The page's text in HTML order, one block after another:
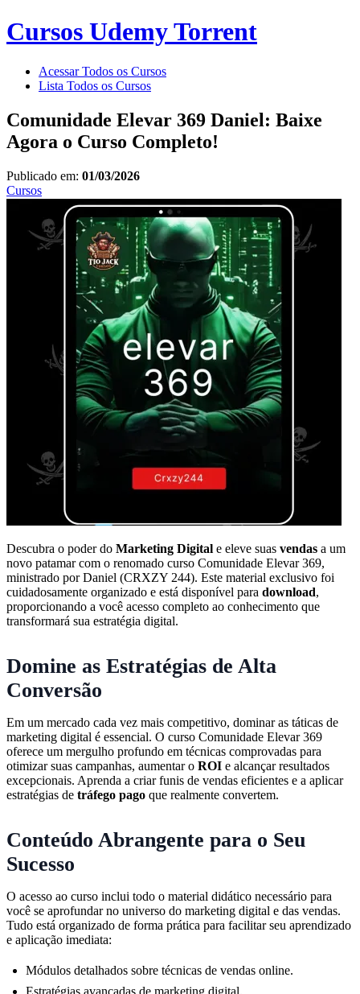
Cursos Udemy Torrent
Acessar Todos os Cursos
Lista Todos os Cursos
Comunidade Elevar 369 Daniel: Baixe
Agora o Curso Completo!
Publicado em: 01/03/2026
Cursos
Descubra o poder do Marketing Digital e eleve suas vendas a um
novo patamar com o renomado curso Comunidade Elevar 369,
ministrado por Daniel (CRXZY 244). Este material exclusivo foi
cuidadosamente organizado e está disponível para download,
proporcionando a você acesso completo ao conhecimento que
transformará sua estratégia digital.
Domine as Estratégias de Alta
Conversão
Em um mercado cada vez mais competitivo, dominar as táticas de
marketing digital é essencial. O curso Comunidade Elevar 369
oferece um mergulho profundo em técnicas comprovadas para
otimizar suas campanhas, aumentar o ROI e alcançar resultados
excepcionais. Aprenda a criar funis de vendas eficientes e a aplicar
estratégias de tráfego pago que realmente convertem.
Conteúdo Abrangente para o Seu
Sucesso
O acesso ao curso inclui todo o material didático necessário para
você se aprofundar no universo do marketing digital e das vendas.
Tudo está organizado de forma prática para facilitar seu aprendizado
e aplicação imediata:
Módulos detalhados sobre técnicas de vendas online.
Estratégias avançadas de marketing digital.